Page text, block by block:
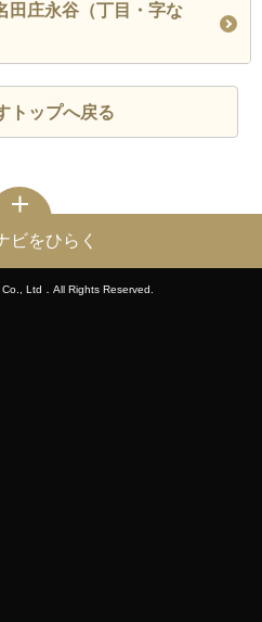
庄永谷（丁目・字な
トップへ戻る
ビをひらく
Ltd．All Rights Reserved.